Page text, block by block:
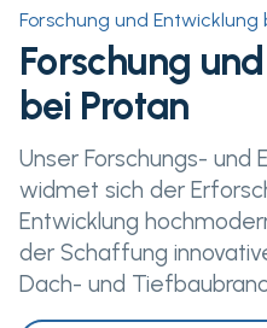
Forschung und Entwicklung
Forschung
bei Protan
Unser Forschungs- und
widmet sich der
Entwicklung
der Schaffung
Dach- und